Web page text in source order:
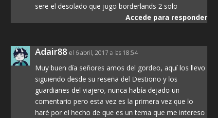
sere el desolado que jugo borderlands 2 solo
Accede para responder
Adair88 el 6 abril, 2017 a las 18:54
Muy buen día señores amos del gordeo, aquí los llevo
siguiendo desde su reseña del Destiono y los
guardianes del viajero, nunca había dejado un
comentario pero esta vez es la primera vez que lo
haré por el hecho de que es un tema que me intereso